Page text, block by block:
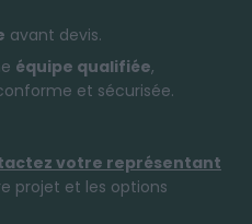
avant devis.
équipe qualifiée,
et sécurisée.
votre représentant
projet et les options